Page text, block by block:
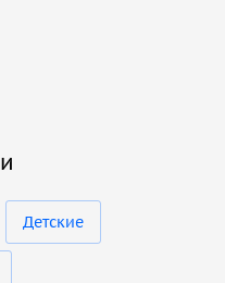
Детские